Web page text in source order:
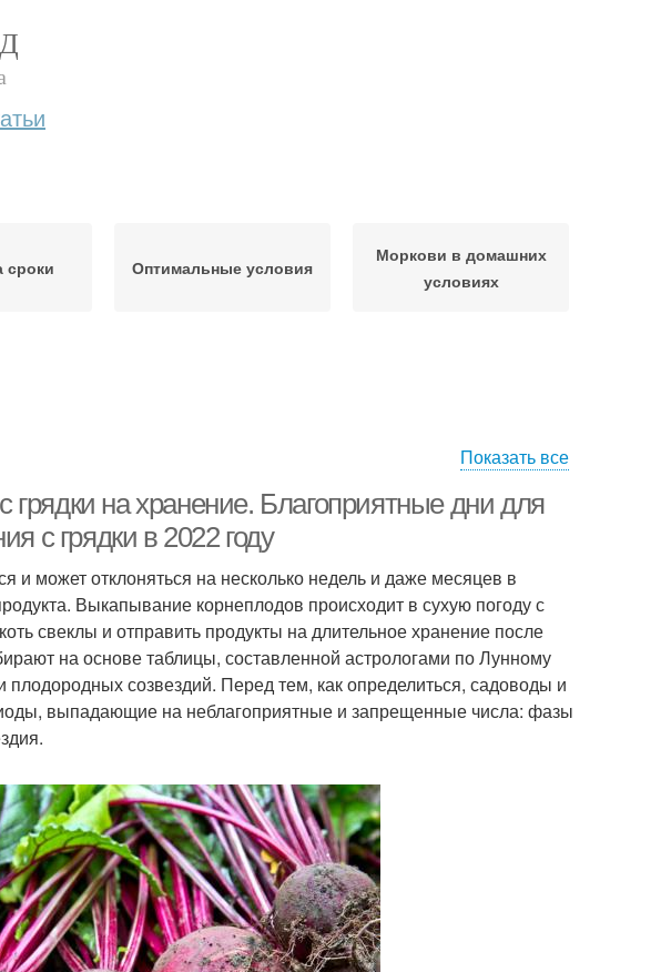
сроки Оптимальные условия
Моркови в домашних
условиях
Показать все
грядки на хранение. Благоприятные дни для
с грядки в 2022 году
и может отклоняться на несколько недель и даже месяцев в
Выкапывание корнеплодов происходит в сухую погоду с
свеклы и отправить продукты на длительное хранение после
на основе таблицы, составленной астрологами по Лунному
плодородных созвездий. Перед тем, как определиться, садоводы и
выпадающие на неблагоприятные и запрещенные числа: фазы